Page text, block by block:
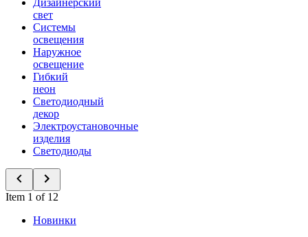
Дизайнерский
свет
Системы
освещения
Наружное
освещение
Гибкий
неон
Светодиодный
декор
Электроустановочные
изделия
Светодиоды
Item 1 of 12
Новинки